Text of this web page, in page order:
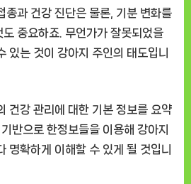
종과 건강 진단은 물론, 기분 변화를
중요하죠. 무언가가 잘못되었을
있는 것이 강아지 주인의 태도입니
건강 관리에 대한 기본 정보를 요약
반으로 한정보들을 이용해 강아지
명확하게 이해할 수 있게 될 것입니